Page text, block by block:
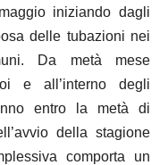
iniziando dagli
delle tubazioni nei
Da metà mese
e all’interno degli
entro la metà di
della stagione
comporta un